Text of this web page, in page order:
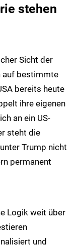
stehen
Sicht der
auf bestimmte
bereits heute
ihre eigenen
an ein US-
steht die
Trump nicht
permanent
Logik weit über
und